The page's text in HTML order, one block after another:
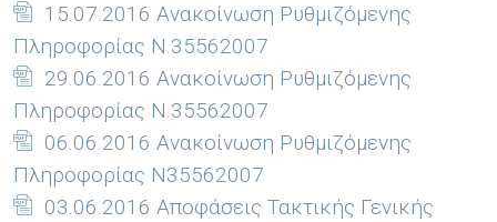
15.07.2016 Ανακοίνωση Ρυθμιζόμενης
Πληροφορίας Ν.35562007
29.06.2016 Ανακοίνωση Ρυθμιζόμενης
Πληροφορίας Ν.35562007
06.06.2016 Ανακοίνωση Ρυθμιζόμενης
Πληροφορίας Ν35562007
03.06.2016 Αποφάσεις Τακτικής Γενικής